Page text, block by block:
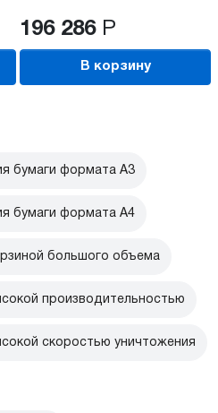
196 286 Р
В корзину
бумаги формата А3
бумаги формата А4
большого объема
производительностью
скоростью уничтожения